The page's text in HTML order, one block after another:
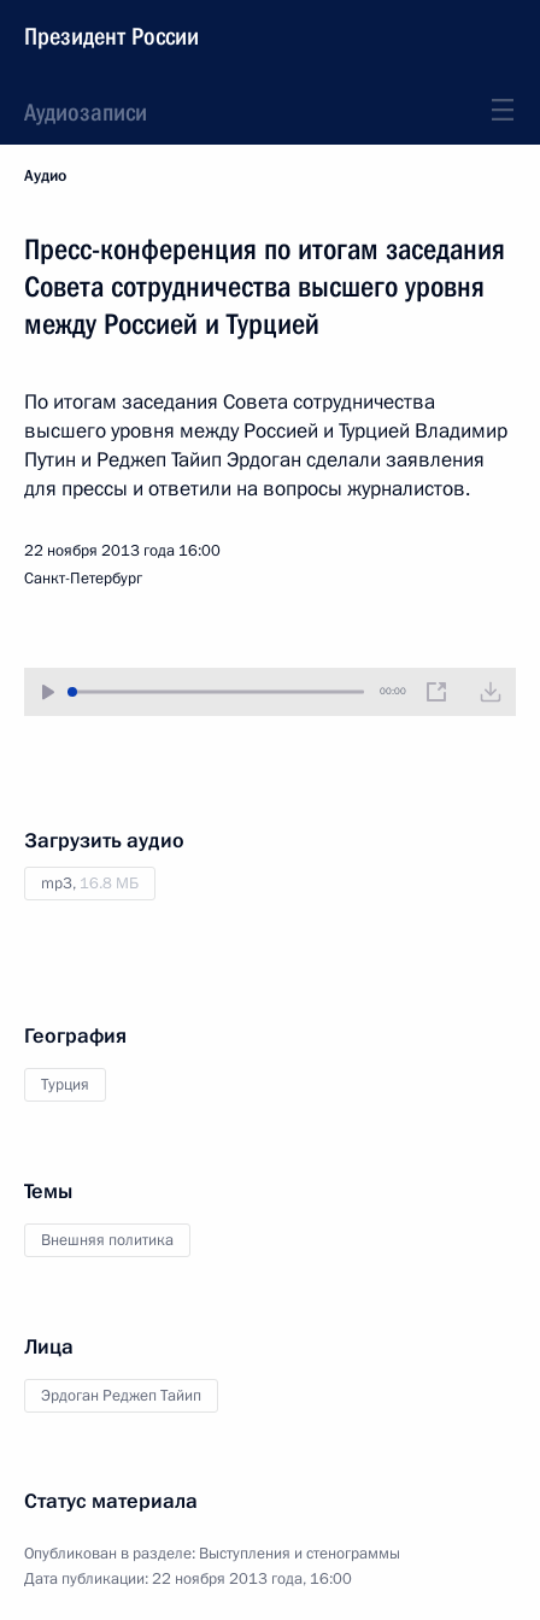
Президент России
Аудиозаписи
Аудио
Пресс-конференция по итогам заседания
Совета сотрудничества высшего уровня
между Россией и Турцией
По итогам заседания Совета сотрудничества
высшего уровня между Россией и Турцией Владимир
Путин и Реджеп Тайип Эрдоган сделали заявления
для прессы и ответили на вопросы журналистов.
22 ноября 2013 года 16:00
Санкт-Петербург
00:00
Загрузить аудио
mp3, 16.8 МБ
География
Турция
Темы
Внешняя политика
Лица
Эрдоган Реджеп Тайип
Статус материала
Опубликован в разделе: Выступления и стенограммы
Дата публикации:22 ноября 2013 года, 16:00